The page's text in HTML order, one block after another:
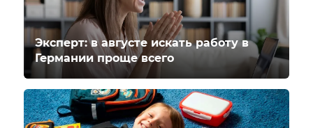
Эксперт: в августе искать работу в
Германии проще всего